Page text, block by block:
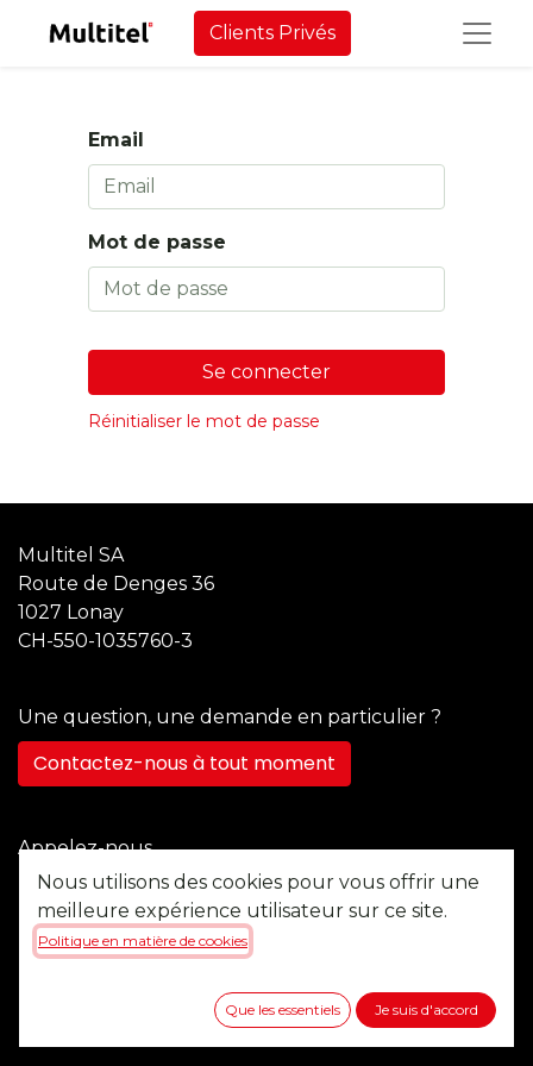
Clients Privés
Email
Mot de passe
Se connecter
Réinitialiser le mot de passe
Multitel SA
Route de Denges 36
1027 Lonay
CH-550-1035760-3
Une question, une demande en particulier ?
Contactez-nous à tout moment
Appelez-nous
+41 21 355 22 45
Envoyez-nous un message
Nous utilisons des cookies pour vous offrir une
meilleure expérience utilisateur sur ce site.
Politique en matière de cookies
Que les essentiels Je suis d'accord